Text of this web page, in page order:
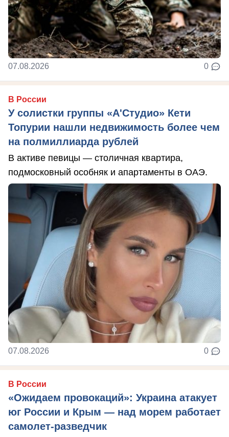
07.08.2026 0
В России
У солистки группы «А'Студио» Кети
Топурии нашли недвижимость более чем
на полмиллиарда рублей
В активе певицы — столичная квартира,
подмосковный особняк и апартаменты в ОАЭ.
07.08.2026 0
В России
«Ожидаем провокаций»: Украина атакует
юг России и Крым — над морем работает
самолет-разведчик